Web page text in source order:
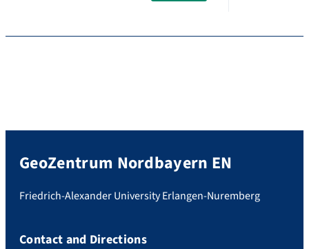
GeoZentrum Nordbayern EN
Friedrich-Alexander University Erlangen-Nuremberg
Contact and Directions